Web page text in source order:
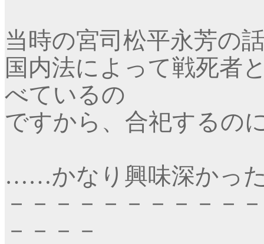
当時の宮司松平永芳の
国内法によって戦死者
べているの
ですから、合祀するの
……かなり興味深かっ
－－－－－－－－－－
－－－－